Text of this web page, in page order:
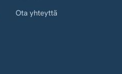
Ota yhteyttä